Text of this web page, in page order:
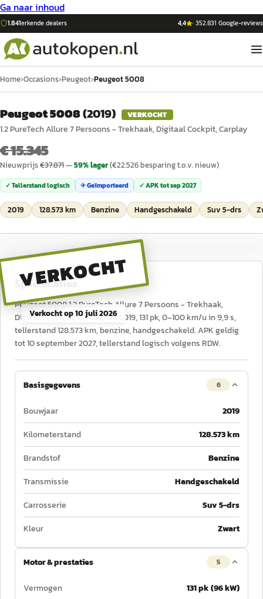
Ga naar inhoud
1.841erkende dealers 4,4 ·352.831 Google-reviews
Home›Occasions›Peugeot›Peugeot 5008
Peugeot 5008(2019) VERKOCHT
1.2 PureTech Allure 7 Persoons - Trekhaak, Digitaal Cockpit, Carplay
€ 15.345
Nieuwprijs€37.871—59% lager(€22.526besparing t.o.v. nieuw)
✓ Tellerstand logisch ✈ Geïmporteerd ✓ APK totsep 2027
2019 128.573 km Benzine Handgeschakeld Suv 5-drs
VERKOCHT
Verkocht op10 juli 2026
Specificaties
Peugeot 5008 1.2 PureTech Allure 7 Persoons - Trekhaak,
Digitaal Cockpit, Carplay uit 2019, 131 pk, 0–100 km/u in 9,9 s,
tellerstand 128.573 km, benzine, handgeschakeld. APK geldig
tot 10 september 2027, tellerstand logisch volgens RDW.
Basisgegevens 6
Bouwjaar
2019
Kilometerstand
128.573 km
Brandstof
Benzine
Transmissie
Handgeschakeld
Carrosserie
Suv 5-drs
Kleur
Zwart
Motor & prestaties 5
Vermogen
131 pk (96 kW)